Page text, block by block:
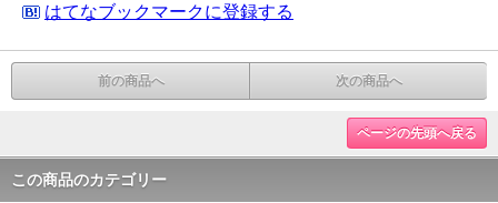
はてなブックマークに登録する
前の商品へ 次の商品へ
ページの先頭へ戻る
この商品のカテゴリー